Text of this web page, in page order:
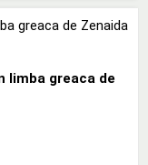
limba greaca de